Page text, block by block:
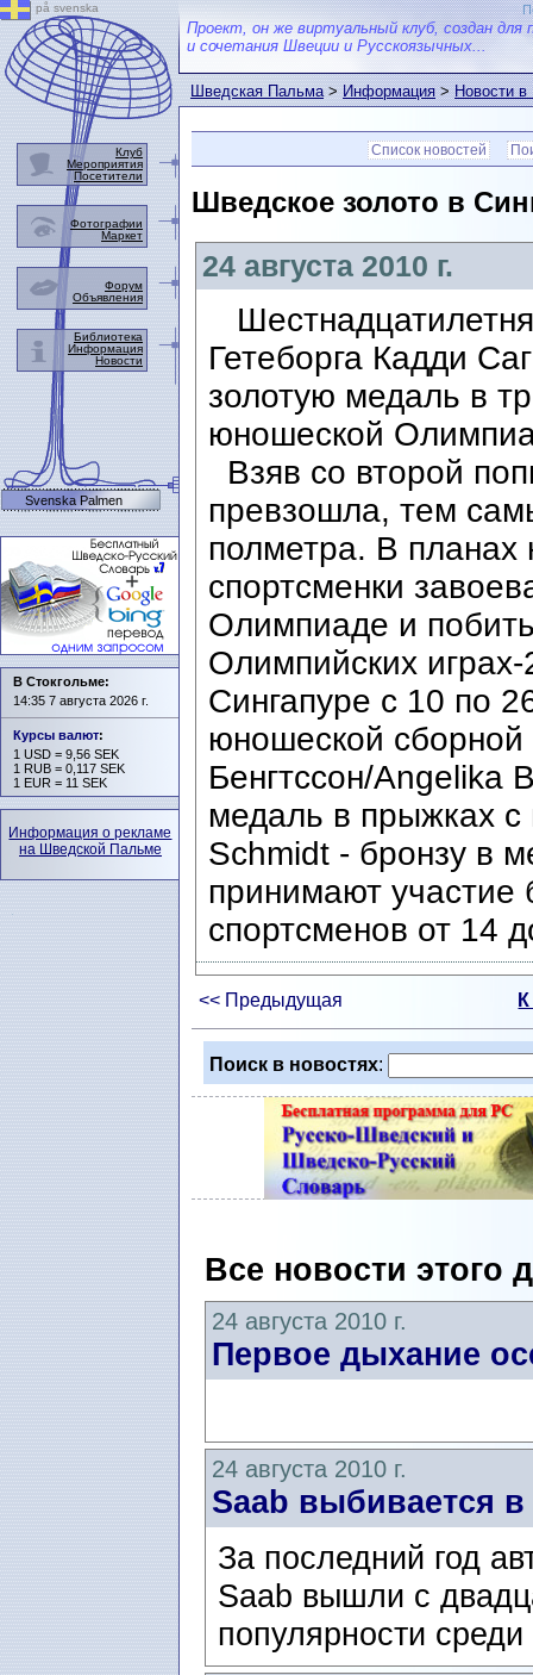
Проект, он же виртуальный клуб, создан для
и сочетания Швеции и Русскоязычных...
Шведская Пальма>Информация>Новости
Список новостей
Шведское золото в
24 августа 2010 г.
Гетеборга Кадди
золотую медаль в
юношеской
Взяв со второй
превзошла, тем
полметра. В
спортсменки
Олимпиаде и
Олимпийских
Сингапуре с 10 по
юношеской
Бенгтссон/Angelika
медаль в прыжках
Schmidt - бронзу в
принимают участие
спортсменов от 14
<< Предыдущая
Поиск в новостях:
Все новости этого
24 августа 2010 г.
Первое дыхание
24 августа 2010 г.
Saab выбивается
За последний год
Saab вышли с
популярности
på svenska
Клуб
Мероприятия
Посетители
Фотографии
Маркет
Форум
Объявления
Библиотека
Информация
Новости
Svenska Palmen
В Стокгольме:
14:35 7 августа 2026 г.
Курсы валют:
1 USD = 9,56 SEK
1 RUB = 0,117 SEK
1 EUR = 11 SEK
Информация о рекламе
на Шведской Пальме